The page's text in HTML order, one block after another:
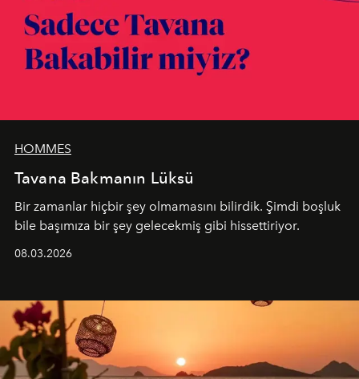
HOMMES
Tavana Bakmanın Lüksü
Bir zamanlar hiçbir şey olmamasını bilirdik. Şimdi boşluk
bile başımıza bir şey gelecekmiş gibi hissettiriyor.
08.03.2026